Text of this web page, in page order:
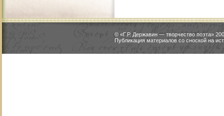
© «Г.Р. Державин — творчество поэта»
Публикация материалов со сноской на